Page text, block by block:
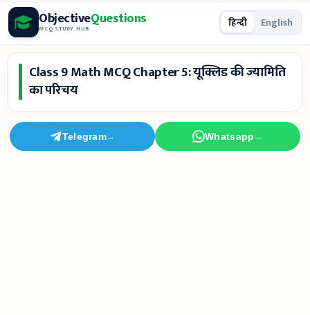
Skip
to
content
ObjectiveQuestions
MCQ STUDY HUB हिन्दी English
Class 9 Math MCQ Chapter 5: यूक्लिड की ज्यामिति
का परिचय
Telegram→ Whatsapp →